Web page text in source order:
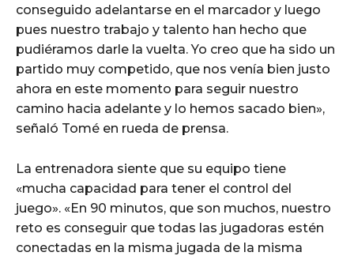
conseguido adelantarse en el marcador y luego
pues nuestro trabajo y talento han hecho que
pudiéramos darle la vuelta. Yo creo que ha sido un
partido muy competido, que nos venía bien justo
ahora en este momento para seguir nuestro
camino hacia adelante y lo hemos sacado bien»,
señaló Tomé en rueda de prensa.
La entrenadora siente que su equipo tiene
«mucha capacidad para tener el control del
juego». «En 90 minutos, que son muchos, nuestro
reto es conseguir que todas las jugadoras estén
conectadas en la misma jugada de la misma